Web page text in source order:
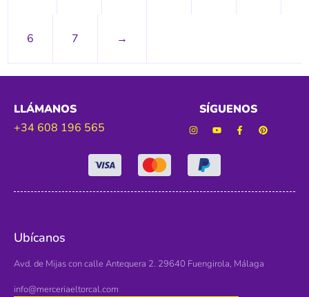
6 7 →
LLÁMANOS
+34 608 196 565
SÍGUENOS
Ubícanos
Avd. de Mijas con calle Antequera 2. 29640 Fuengirola, Málaga
info@merceriaeltorcal.com